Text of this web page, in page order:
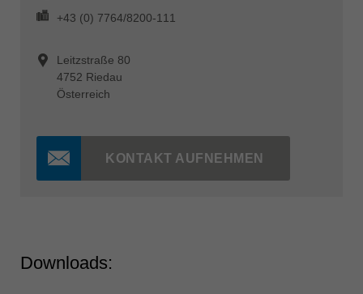
+43 (0) 7764/8200-111
Leitzstraße 80
4752 Riedau
Österreich
KONTAKT AUFNEHMEN
Downloads: